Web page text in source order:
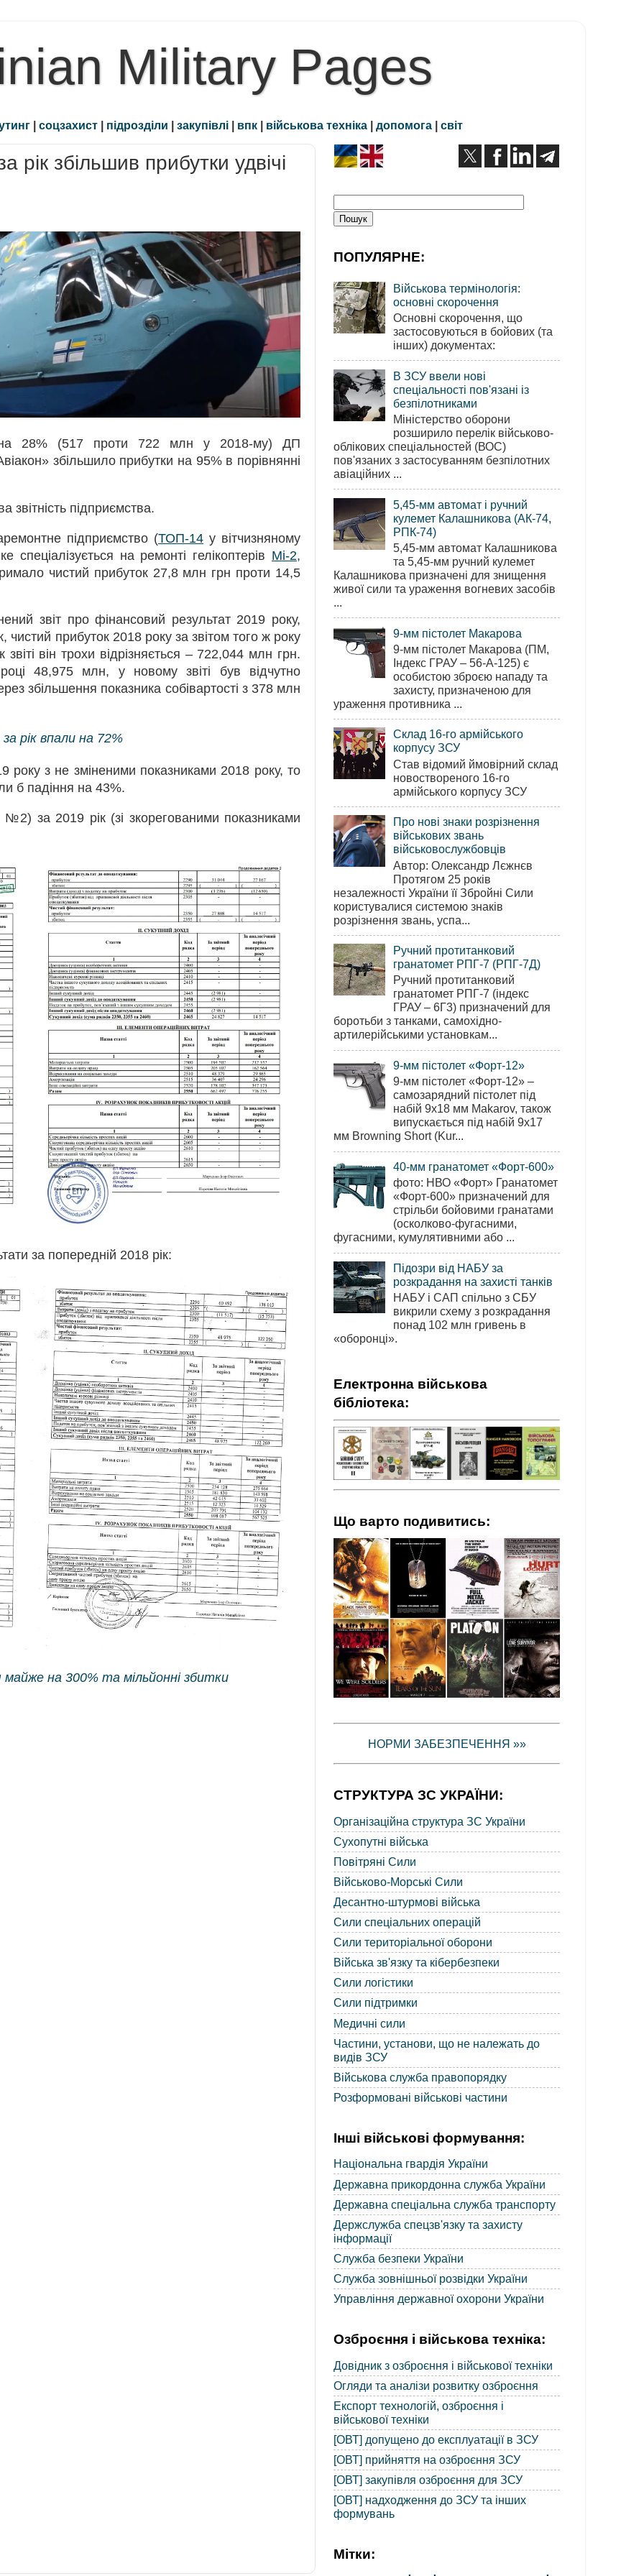
Military Pages
| соцзахист | підрозділи | закупівлі | впк | військова техніка | допомога | світ
рік збільшив прибутки удвічі
на 28% (517 проти 722 млн у 2018-му) ДП
збільшило прибутки на 95% в порівнянні
підприємства.
підприємство (ТОП-14 у вітчизняному
на ремонті гелікоптерів Мі-2,
чистий прибуток 27,8 млн грн проти 14,5
звіт про фінансовий результат 2019 року,
чистий прибуток 2018 року за звітом того ж року
він трохи відрізняється – 722,044 млн грн.
48,975 млн, у новому звіті був відчутно
збільшення показника собівартості з 378 млн
рік впали на 72%
року з не зміненими показниками 2018 року, то
б падіння на 43%.
за 2019 рік (зі зкорегованими показниками
за попередній 2018 рік:
на 300% та мільйонні збитки
ПОПУЛЯРНЕ:
Військова термінологія:
основні скорочення
Основні скорочення, що
застосовуються в бойових (та
інших) документах:
В ЗСУ ввели нові
спеціальності пов'язані із
безпілотниками
Міністерство оборони
розширило перелік військово-
облікових спеціальностей (ВОС)
пов'язаних з застосуванням безпілотних
авіаційних ...
5,45-мм автомат і ручний
кулемет Калашникова (АК-74,
РПК-74)
5,45-мм автомат Калашникова
та 5,45-мм ручний кулемет
Калашникова призначені для знищення
живої сили та ураження вогневих засобів
...
9-мм пістолет Макарова
9-мм пістолет Макарова (ПМ,
Індекс ГРАУ – 56-А-125) є
особистою зброєю нападу та
захисту, призначеною для
ураження противника ...
Склад 16-го армійського
корпусу ЗСУ
Став відомий ймовірний склад
новоствореного 16-го
армійського корпусу ЗСУ
Про нові знаки розрізнення
військових звань
військовослужбовців
Автор: Олександр Лєжнєв
Протягом 25 років
незалежності України її Збройні Сили
користувалися системою знаків
розрізнення звань, успа...
Ручний протитанковий
гранатомет РПГ-7 (РПГ-7Д)
Ручний протитанковий
гранатомет РПГ-7 (індекс
ГРАУ – 6Г3) призначений для
боротьби з танками, самохідно-
артилерійськими установкам...
9-мм пістолет «Форт-12»
9-мм пістолет «Форт-12» –
самозарядний пістолет під
набій 9х18 мм Makarov, також
випускається під набій 9х17
мм Browning Short (Kur...
40-мм гранатомет «Форт-600»
фото: НВО «Форт» Гранатомет
«Форт-600» призначений для
стрільби бойовими гранатами
(осколково-фугасними,
фугасними, кумулятивними або ...
Підозри від НАБУ за
розкрадання на захисті танків
НАБУ і САП спільно з СБУ
викрили схему з розкрадання
понад 102 млн гривень в
«оборонці».
Електронна військова
бібліотека:
Що варто подивитись:
НОРМИ ЗАБЕЗПЕЧЕННЯ »»
СТРУКТУРА ЗС УКРАЇНИ:
Організаційна структура ЗС України
Сухопутні війська
Повітряні Сили
Військово-Морські Сили
Десантно-штурмові війська
Сили спеціальних операцій
Сили територіальної оборони
Війська зв'язку та кібербезпеки
Сили логістики
Сили підтримки
Медичні сили
Частини, установи, що не належать до
видів ЗСУ
Військова служба правопорядку
Розформовані військові частини
Інші військові формування:
Національна гвардія України
Державна прикордонна служба України
Державна спеціальна служба транспорту
Держслужба спецзв'язку та захисту
інформації
Служба безпеки України
Служба зовнішньої розвідки України
Управління державної охорони України
Озброєння і військова техніка:
Довідник з озброєння і військової техніки
Огляди та аналізи розвитку озброєння
Експорт технологій, озброєння і
військової техніки
[ОВТ] допущено до експлуатації в ЗСУ
[ОВТ] прийняття на озброєння ЗСУ
[ОВТ] закупівля озброєння для ЗСУ
[ОВТ] надходження до ЗСУ та інших
формувань
Мітки: